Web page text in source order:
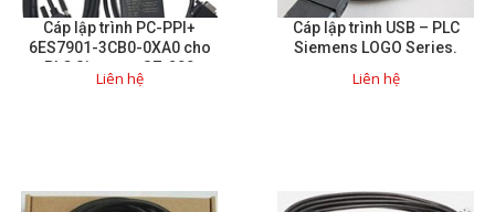
Cáp lập trình PC-PPI+
6ES7901-3CB0-0XA0 cho
PLC Siemens S7-200
Liên hệ
Cáp lập trình USB – PLC
Siemens LOGO Series.
Liên hệ
Máy dò kim loại
Màn hình cảm ứng HMI